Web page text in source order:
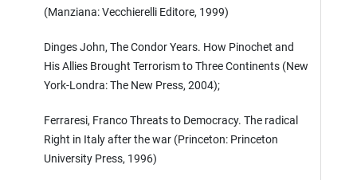
(Manziana: Vecchierelli Editore, 1999)
Dinges John, The Condor Years. How Pinochet and
His Allies Brought Terrorism to Three Continents (New
York-Londra: The New Press, 2004);
Ferraresi, Franco Threats to Democracy. The radical
Right in Italy after the war (Princeton: Princeton
University Press, 1996)